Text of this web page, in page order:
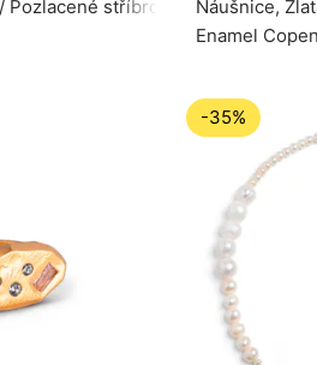
stříbro 925 Náušnice,
Enamel
-35%